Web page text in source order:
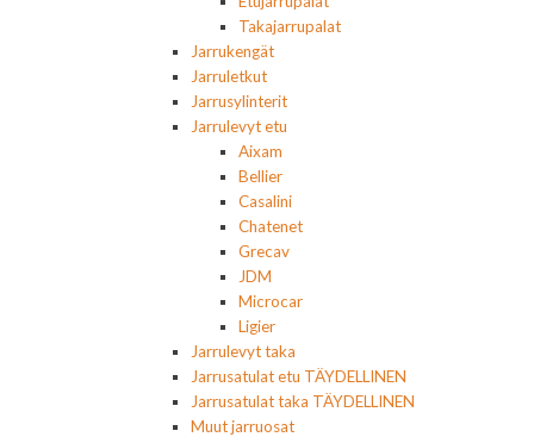
Takajarrupalat
Jarrukengät
Jarruletkut
Jarrusylinterit
Jarrulevyt etu
Aixam
Bellier
Casalini
Chatenet
Grecav
JDM
Microcar
Ligier
Jarrulevyt taka
Jarrusatulat etu TÄYDELLINEN
Jarrusatulat taka TÄYDELLINEN
Muut jarruosat